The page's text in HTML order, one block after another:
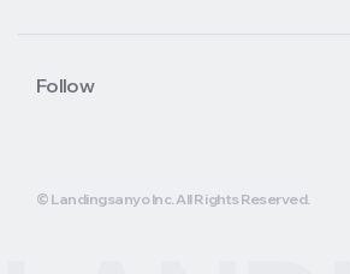
Follow
© Landingsanyo Inc. All Rights Reserved.